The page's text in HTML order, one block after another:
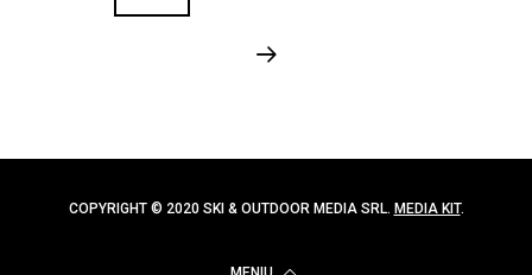
COPYRIGHT © 2020 SKI & OUTDOOR MEDIA SRL. MEDIA KIT.